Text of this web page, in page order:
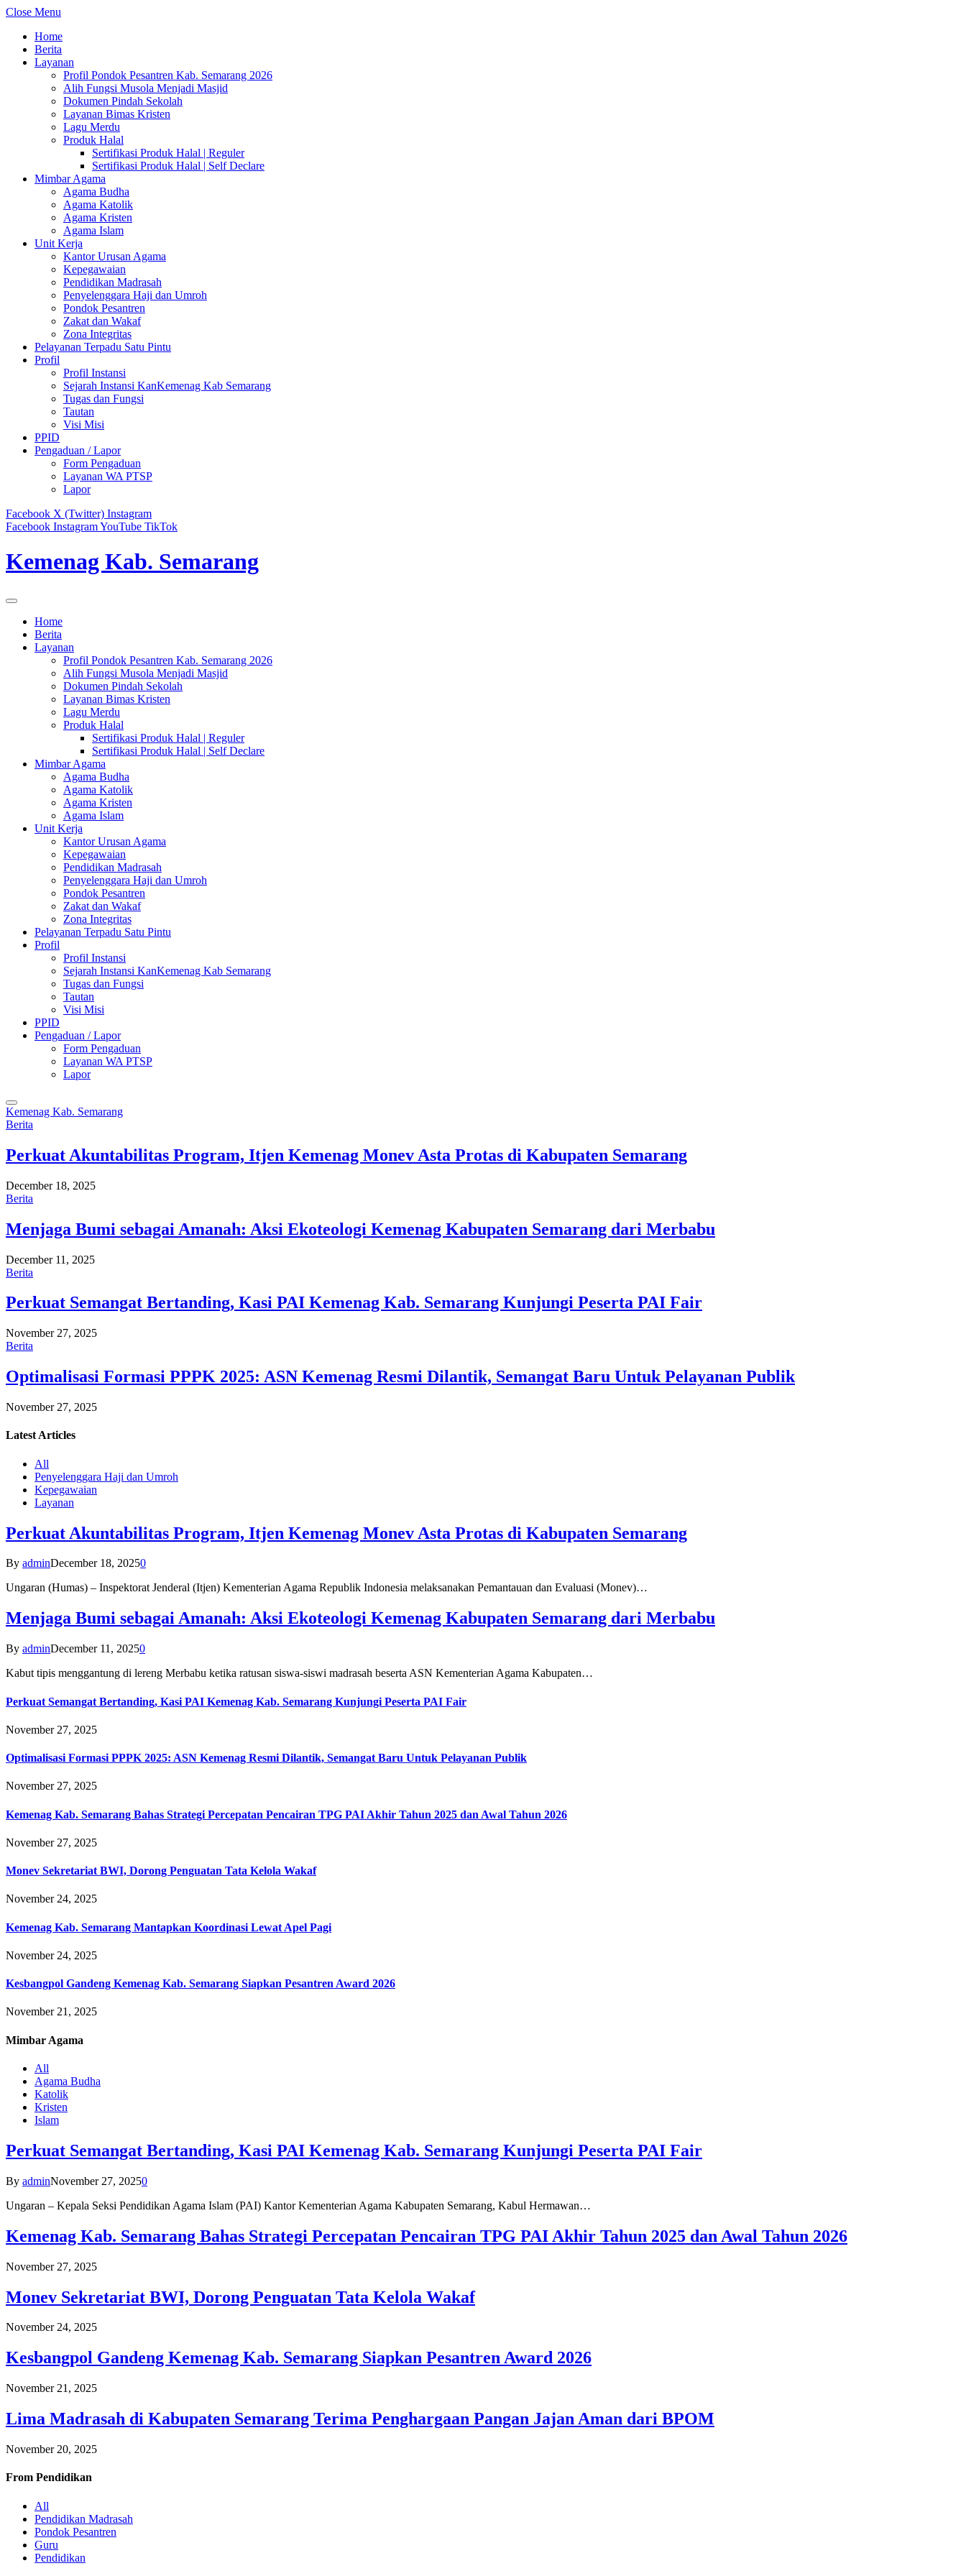
Close Menu
Home
Berita
Layanan
Profil Pondok Pesantren Kab. Semarang 2026
Alih Fungsi Musola Menjadi Masjid
Dokumen Pindah Sekolah
Layanan Bimas Kristen
Lagu Merdu
Produk Halal
Sertifikasi Produk Halal | Reguler
Sertifikasi Produk Halal | Self Declare
Mimbar Agama
Agama Budha
Agama Katolik
Agama Kristen
Agama Islam
Unit Kerja
Kantor Urusan Agama
Kepegawaian
Pendidikan Madrasah
Penyelenggara Haji dan Umroh
Pondok Pesantren
Zakat dan Wakaf
Zona Integritas
Pelayanan Terpadu Satu Pintu
Profil
Profil Instansi
Sejarah Instansi KanKemenag Kab Semarang
Tugas dan Fungsi
Tautan
Visi Misi
PPID
Pengaduan / Lapor
Form Pengaduan
Layanan WA PTSP
Lapor
Facebook X (Twitter) Instagram
Facebook InstagramYouTube TikTok
Kemenag Kab. Semarang
Home
Berita
Layanan
Profil Pondok Pesantren Kab. Semarang 2026
Alih Fungsi Musola Menjadi Masjid
Dokumen Pindah Sekolah
Layanan Bimas Kristen
Lagu Merdu
Produk Halal
Sertifikasi Produk Halal | Reguler
Sertifikasi Produk Halal | Self Declare
Mimbar Agama
Agama Budha
Agama Katolik
Agama Kristen
Agama Islam
Unit Kerja
Kantor Urusan Agama
Kepegawaian
Pendidikan Madrasah
Penyelenggara Haji dan Umroh
Pondok Pesantren
Zakat dan Wakaf
Zona Integritas
Pelayanan Terpadu Satu Pintu
Profil
Profil Instansi
Sejarah Instansi KanKemenag Kab Semarang
Tugas dan Fungsi
Tautan
Visi Misi
PPID
Pengaduan / Lapor
Form Pengaduan
Layanan WA PTSP
Lapor
Kemenag Kab. Semarang
Berita
Perkuat Akuntabilitas Program, Itjen Kemenag Monev Asta Protas di Kabupaten Semarang
December 18, 2025
Berita
Menjaga Bumi sebagai Amanah: Aksi Ekoteologi Kemenag Kabupaten Semarang dari Merbabu
December 11, 2025
Berita
Perkuat Semangat Bertanding, Kasi PAI Kemenag Kab. Semarang Kunjungi Peserta PAI Fair
November 27, 2025
Berita
Optimalisasi Formasi PPPK 2025: ASN Kemenag Resmi Dilantik, Semangat Baru Untuk Pelayanan Publik
November 27, 2025
Latest Articles
All
Penyelenggara Haji dan Umroh
Kepegawaian
Layanan
Perkuat Akuntabilitas Program, Itjen Kemenag Monev Asta Protas di Kabupaten Semarang
By adminDecember 18, 20250
Ungaran (Humas) – Inspektorat Jenderal (Itjen) Kementerian Agama Republik Indonesia melaksanakan Pemantauan dan Evaluasi (Monev)…
Menjaga Bumi sebagai Amanah: Aksi Ekoteologi Kemenag Kabupaten Semarang dari Merbabu
By adminDecember 11, 20250
Kabut tipis menggantung di lereng Merbabu ketika ratusan siswa-siswi madrasah beserta ASN Kementerian Agama Kabupaten…
Perkuat Semangat Bertanding, Kasi PAI Kemenag Kab. Semarang Kunjungi Peserta PAI Fair
November 27, 2025
Optimalisasi Formasi PPPK 2025: ASN Kemenag Resmi Dilantik, Semangat Baru Untuk Pelayanan Publik
November 27, 2025
Kemenag Kab. Semarang Bahas Strategi Percepatan Pencairan TPG PAI Akhir Tahun 2025 dan Awal Tahun 2026
November 27, 2025
Monev Sekretariat BWI, Dorong Penguatan Tata Kelola Wakaf
November 24, 2025
Kemenag Kab. Semarang Mantapkan Koordinasi Lewat Apel Pagi
November 24, 2025
Kesbangpol Gandeng Kemenag Kab. Semarang Siapkan Pesantren Award 2026
November 21, 2025
Mimbar Agama
All
Agama Budha
Katolik
Kristen
Islam
Perkuat Semangat Bertanding, Kasi PAI Kemenag Kab. Semarang Kunjungi Peserta PAI Fair
By adminNovember 27, 20250
Ungaran – Kepala Seksi Pendidikan Agama Islam (PAI) Kantor Kementerian Agama Kabupaten Semarang, Kabul Hermawan…
Kemenag Kab. Semarang Bahas Strategi Percepatan Pencairan TPG PAI Akhir Tahun 2025 dan Awal Tahun 2026
November 27, 2025
Monev Sekretariat BWI, Dorong Penguatan Tata Kelola Wakaf
November 24, 2025
Kesbangpol Gandeng Kemenag Kab. Semarang Siapkan Pesantren Award 2026
November 21, 2025
Lima Madrasah di Kabupaten Semarang Terima Penghargaan Pangan Jajan Aman dari BPOM
November 20, 2025
From Pendidikan
All
Pendidikan Madrasah
Pondok Pesantren
Guru
Pendidikan